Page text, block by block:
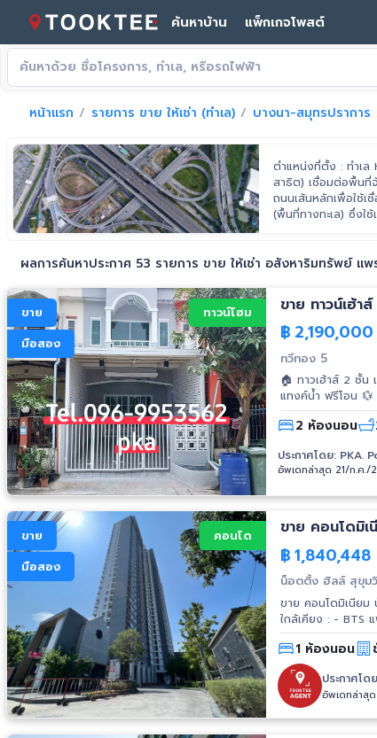
ค้นหาบ้าน แพ็กเกจโพสต์
หน้าแรก รายการ ขาย ให้เช่า (ทำเล) บางนา-สมุทรปราการ
ตำแหน่งที่ตั้ง : ทำเล
สาธิต) เชื่อมต่อพื้นที่
ถนนเส้นหลักเพื่อใช้เ
(พื้นที่ทางทะเล) ซึ่งใ
ผลการค้นหาประกาศ 53 รายการ ขาย ให้เช่า อสังหาริมทรัพย์ แพ
ขาย
มือสอง
ทาวน์โฮม ขาย ทาวน์เฮ้า
฿ 2,190,000
ทวีทอง 5
🏠 ทาวเฮ้าส์ 2 ชั้
แทงค์น้ำ ฟรีโอน 💱 ราคา 2,190,000 บาท ☎️ สนใจติดต่อนัดดูบ้าน หรือปรึกษาเรื่องสินเชื่อก่อนได้ที่☎️
☎️ Tel. 096-
2 ห้องนอน
ประกาศโดย: PKA.
อัพเดทล่าสุด 21/ก.ค./
ขาย
มือสอง
คอนโด
฿1,840,448
น็อตติ้ง ฮิลล์ สุขุม
ขาย คอนโดมิเนียม
ใกล้เคียง : - BTS แพรกษา - Big C สมุทรปราการ - Robinson สมุทรปราการ - Tesco Lotus แพ
รกษา - ตลาดแพร
1 ห้องนอน
ประกาศโด
อัพเดทล่าสุ